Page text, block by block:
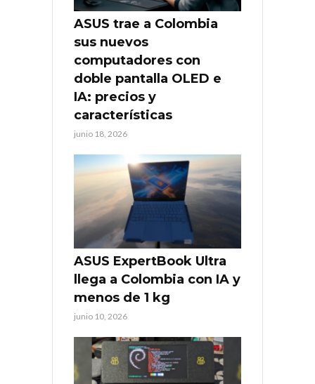
ASUS trae a Colombia
sus nuevos
computadores con
doble pantalla OLED e
IA: precios y
características
junio 18, 2026
ASUS ExpertBook Ultra
llega a Colombia con IA y
menos de 1 kg
junio 10, 2026